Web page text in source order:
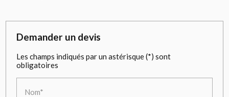
Demander un devis
Les champs indiqués par un astérisque (*) sont
obligatoires
Nom*